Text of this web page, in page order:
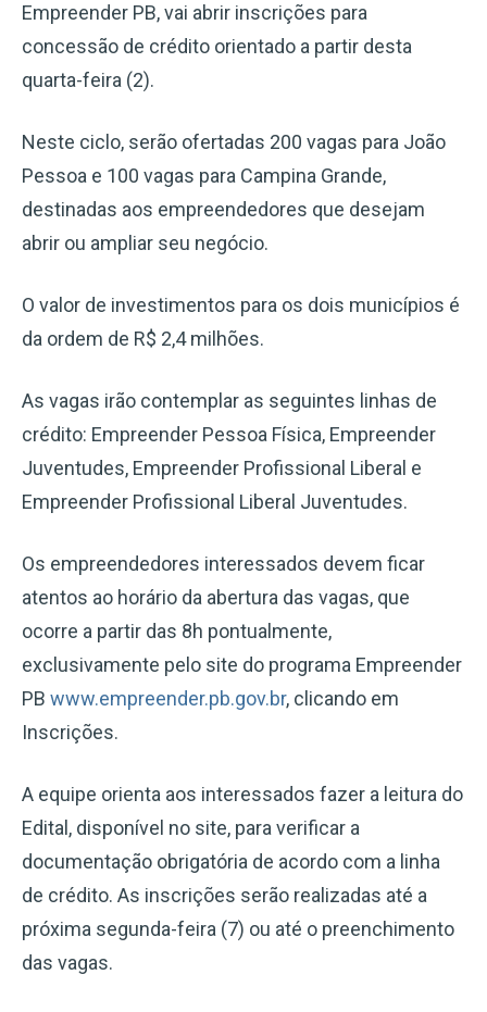
Empreender PB, vai abrir inscrições para
concessão de crédito orientado a partir desta
quarta-feira (2).
Neste ciclo, serão ofertadas 200 vagas para João
Pessoa e 100 vagas para Campina Grande,
destinadas aos empreendedores que desejam
abrir ou ampliar seu negócio.
O valor de investimentos para os dois municípios é
da ordem de R$ 2,4 milhões.
As vagas irão contemplar as seguintes linhas de
crédito: Empreender Pessoa Física, Empreender
Juventudes, Empreender Profissional Liberal e
Empreender Profissional Liberal Juventudes.
Os empreendedores interessados devem ficar
atentos ao horário da abertura das vagas, que
ocorre a partir das 8h pontualmente,
exclusivamente pelo site do programa Empreender
PB www.empreender.pb.gov.br, clicando em
Inscrições.
A equipe orienta aos interessados fazer a leitura do
Edital, disponível no site, para verificar a
documentação obrigatória de acordo com a linha
de crédito. As inscrições serão realizadas até a
próxima segunda-feira (7) ou até o preenchimento
das vagas.